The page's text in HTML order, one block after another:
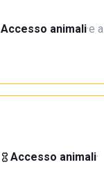
Accesso animali·e
Accesso animali·